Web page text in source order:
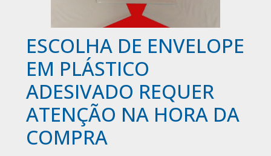
ESCOLHA DE ENVELOPE
EM PLÁSTICO
ADESIVADO REQUER
ATENÇÃO NA HORA DA
COMPRA